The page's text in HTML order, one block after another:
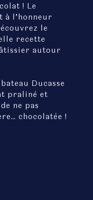
! Le
à l’honneur
le
recette
autour
Ducasse
praliné et
ne pas
chocolatée !